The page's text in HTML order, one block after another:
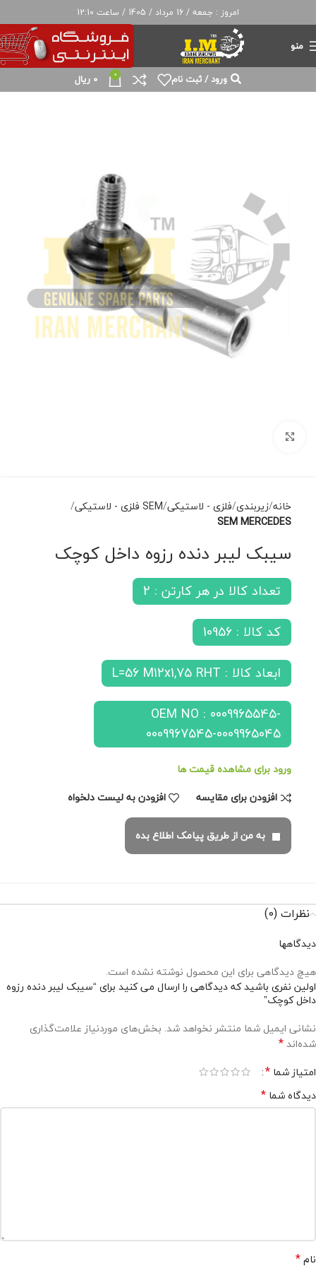
امروز : جمعه / 16 مرداد / 1405 / ساعت 12:10
منو
ورود / ثبت نام 0
0 ریال
خانه زیربندی فلزی - لاستیکی SEM فلزی - لاستیکی
SEM MERCEDES
سیبک لیبر دنده رزوه داخل کوچک
تعداد کالا در هر کارتن : 2
کد کالا : 10956
ابعاد کالا : L=56 M12x1,75 RHT
OEM NO : 0009965545-
0009967545-0009965045
ورود برای مشاهده قیمت ها
افزودن برای مقایسه
افزودن به لیست دلخواه
به من از طریق پیامک اطلاع بده
نظرات (0)
دیدگاهها
هیچ دیدگاهی برای این محصول نوشته نشده است.
اولین نفری باشید که دیدگاهی را ارسال می کنید برای “سیبک لیبر دنده رزوه
داخل کوچک”
نشانی ایمیل شما منتشر نخواهد شد. بخش‌های موردنیاز علامت‌گذاری
شده‌اند*
امتیاز شما *
دیدگاه شما *
نام*